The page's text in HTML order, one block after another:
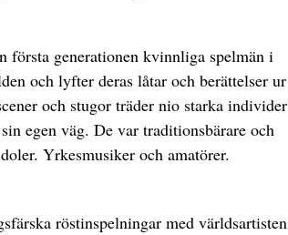
första generationen kvinnliga spelmän i
och lyfter deras låtar och berättelser ur
och stugor träder nio starka individer
egen väg. De var traditionsbärare och
Yrkesmusiker och amatörer.
röstinspelningar med världsartisten